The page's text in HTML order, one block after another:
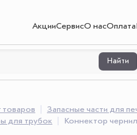
АкцииСервисО насОплата
Найти
товаров Запасные части для
для трубок
Коннектор